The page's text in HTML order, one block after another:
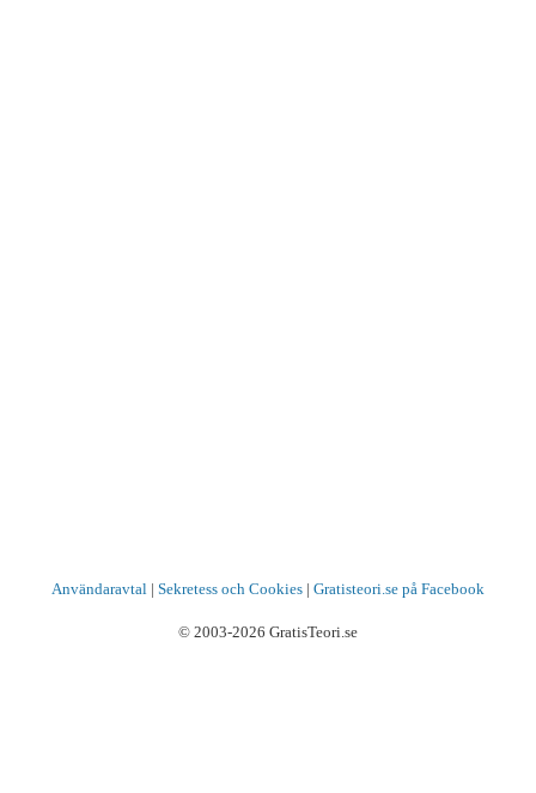
Användaravtal | Sekretess och Cookies | Gratisteori.se på Facebook
© 2003-2026 GratisTeori.se